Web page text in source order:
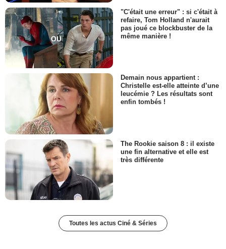
"C'était une erreur" : si c'était à
refaire, Tom Holland n'aurait
pas joué ce blockbuster de la
même manière !
Demain nous appartient :
Christelle est-elle atteinte d’une
leucémie ? Les résultats sont
enfin tombés !
The Rookie saison 8 : il existe
une fin alternative et elle est
très différente
Toutes les actus Ciné & Séries